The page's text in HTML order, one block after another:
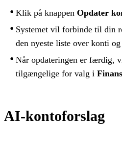
Klik på knappen Opdater
Systemet vil forbinde til din
den nyeste liste over konti
Når opdateringen er færdig,
tilgængelige for valg i
AI-kontoforslag